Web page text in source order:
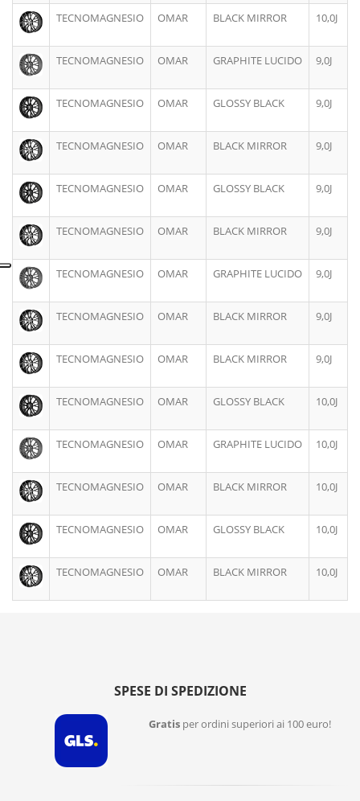
TECNOMAGNESIO OMAR BLACK MIRROR 10,0J
TECNOMAGNESIO OMAR GRAPHITE LUCIDO 9,0J
TECNOMAGNESIO OMAR GLOSSY BLACK 9,0J
TECNOMAGNESIO OMAR BLACK MIRROR 9,0J
TECNOMAGNESIO OMAR GLOSSY BLACK 9,0J
TECNOMAGNESIO OMAR BLACK MIRROR 9,0J
TECNOMAGNESIO OMAR GRAPHITE LUCIDO 9,0J
TECNOMAGNESIO OMAR BLACK MIRROR 9,0J
TECNOMAGNESIO OMAR BLACK MIRROR 9,0J
TECNOMAGNESIO OMAR GLOSSY BLACK 10,0J
TECNOMAGNESIO OMAR GRAPHITE LUCIDO 10,0J
TECNOMAGNESIO OMAR BLACK MIRROR 10,0J
TECNOMAGNESIO OMAR GLOSSY BLACK 10,0J
TECNOMAGNESIO OMAR BLACK MIRROR 10,0J
SPESE DI SPEDIZIONE
Gratis per ordini superiori ai 100 euro!